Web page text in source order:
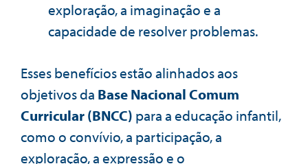
exploração, a imaginação e a
capacidade de resolver problemas.
Esses benefícios estão alinhados aos
objetivos da Base Nacional Comum
Curricular (BNCC) para a educação infantil,
como o convívio, a participação, a
exploração, a expressão e o